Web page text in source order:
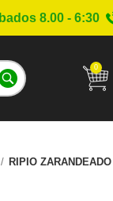
8.00 - 6:30
0
RIPIO